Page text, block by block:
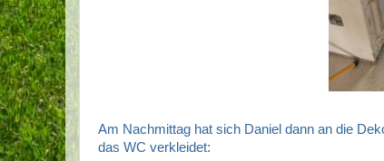
Am Nachmittag hat sich Daniel dann an die
das WC verkleidet: